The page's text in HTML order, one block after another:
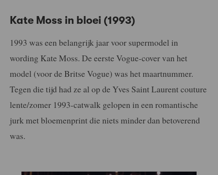
Kate Moss in bloei (1993)
1993 was een belangrijk jaar voor supermodel in
wording Kate Moss. De eerste Vogue-cover van het
model (voor de Britse Vogue) was het maartnummer.
Tegen die tijd had ze al op de Yves Saint Laurent couture
lente/zomer 1993-catwalk gelopen in een romantische
jurk met bloemenprint die niets minder dan betoverend
was.